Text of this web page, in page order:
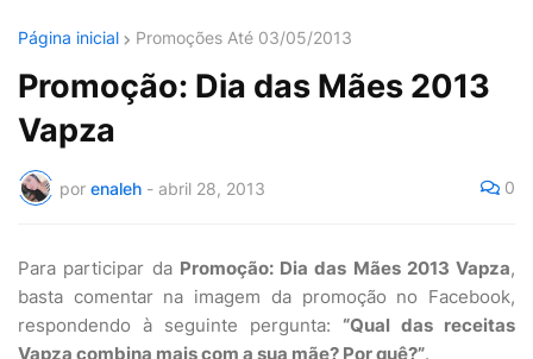
Página inicial Promoções Até 03/05/2013
Promoção: Dia das Mães 2013
Vapza
por enaleh - abril 28, 2013 0
Para participar da Promoção: Dia das Mães 2013 Vapza,
basta comentar na imagem da promoção no Facebook,
respondendo à seguinte pergunta: “Qual das receitas
Vapza combina mais com a sua mãe? Por quê?”.